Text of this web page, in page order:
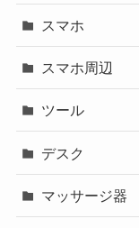
スマホ
スマホ周辺
ツール
デスク
マッサージ器